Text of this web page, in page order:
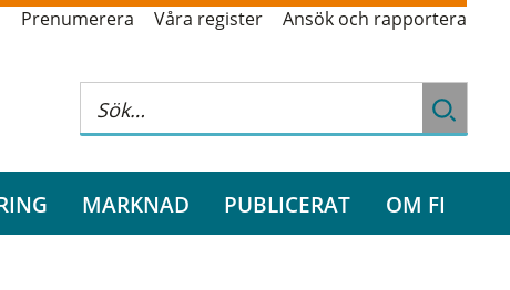
Prenumerera Våra register Ansök och rapportera
MARKNAD PUBLICERAT OM FI